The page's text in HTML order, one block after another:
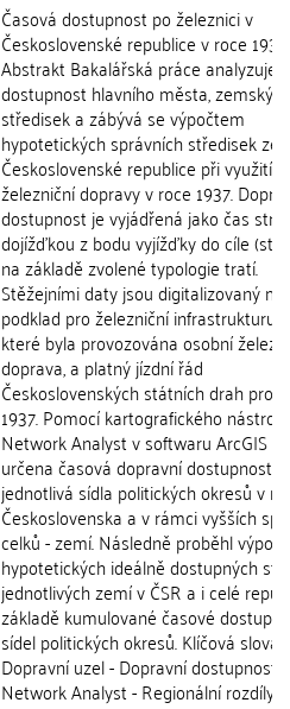
Časová dostupnost po železnici v
Československé republice v roce 1937
Abstrakt Bakalářská práce analyzuje
dostupnost hlavního města, zemských
středisek a zábývá se výpočtem
hypotetických správních středisek
Československé republice při využití
železniční dopravy v roce 1937.
dostupnost je vyjádřená jako čas
dojížďkou z bodu vyjížďky do cíle
na základě zvolené typologie tratí.
Stěžejními daty jsou digitalizovaný
podklad pro železniční infrastrukturu,
které byla provozována osobní
doprava, a platný jízdní řád
Československých státních drah pro
1937. Pomocí kartografického nástroje
Network Analyst v softwaru ArcGIS
určena časová dopravní dostupnost
jednotlivá sídla politických okresů v
Československa a v rámci vyšších
celků - zemí. Následně proběhl
hypotetických ideálně dostupných
jednotlivých zemí v ČSR a i celé
základě kumulované časové
sídel politických okresů. Klíčová slova:
Dopravní uzel - Dopravní dostupnost -
Network Analyst - Regionální rozdíly